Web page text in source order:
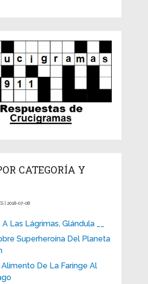
CATEGORÍA Y
| 2018-07-08
Las Lágrimas, Glándula __
Superheroína Del Planeta
De La Faringe Al